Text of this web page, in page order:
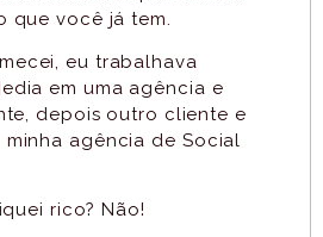
que você já tem.
eu trabalhava
em uma agência e
depois outro cliente e
minha agência de Social
rico? Não!